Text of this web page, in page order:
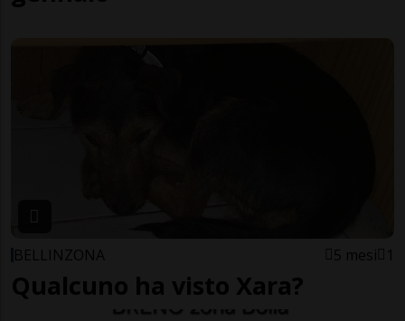
BELLINZONA 5 mesi 1
Qualcuno ha visto Xara?